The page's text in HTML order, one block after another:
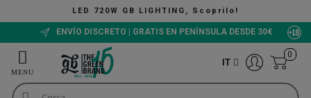
LED 720W GB LIGHTING, Scoprilo!
ENVÍO DISCRETO | GRATIS EN PENÍNSULA DESDE 30€
IT
0